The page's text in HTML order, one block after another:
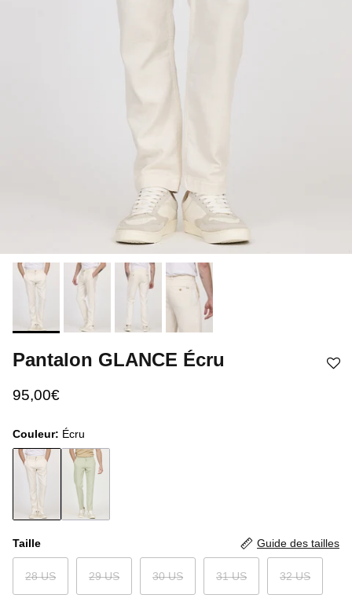
Pantalon GLANCE Écru
95,00€
Couleur: Écru
Taille Guide des tailles
28 US 29 US 30 US 31 US 32 US